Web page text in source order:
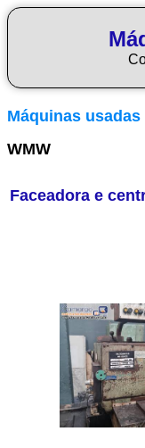
Máquinas usadas
WMW
Faceadora e